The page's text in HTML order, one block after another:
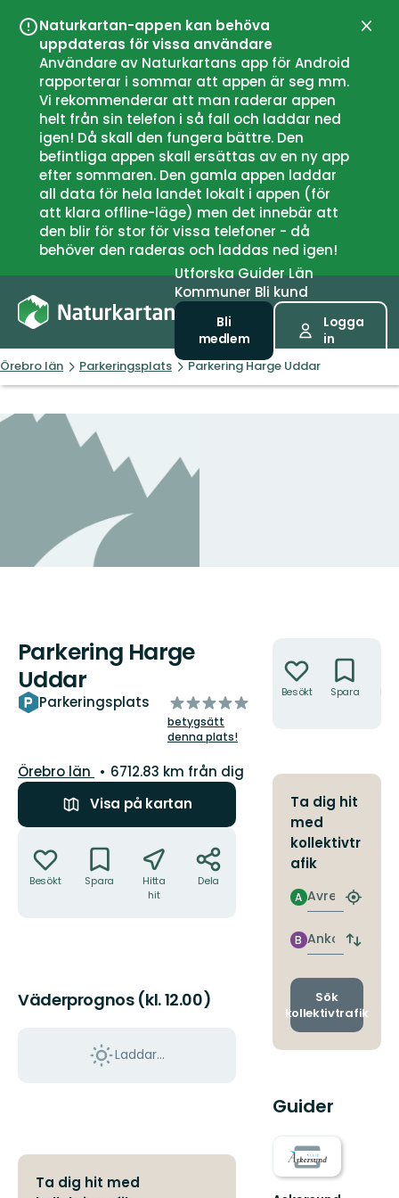
Naturkartan-appen kan behöva
uppdateras för vissa användare
Användare av Naturkartans app för Android
rapporterar i sommar att appen är seg mm.
Vi rekommenderar att man raderar appen
helt från sin telefon i så fall och laddar ned
igen! Då skall den fungera bättre. Den
befintliga appen skall ersättas av en ny app
efter sommaren. Den gamla appen laddar
all data för hela landet lokalt i appen (för
att klara offline-läge) men det innebär att
den blir för stor för vissa telefoner - då
behöver den raderas och laddas ned igen!
UtforskaGuiderLän
Kommuner Bli kund
Bli
medlem
Logga
in
Örebro län Parkeringsplats Parkering Harge Uddar
Parkering Harge
Uddar
Parkeringsplats
av
5
stjärnor
betygsätt
denna plats!
Län:
Örebro län
6712.83 km från dig
Visa på kartan
Besökt Spara
Hitta
hit
Dela
Väderprognos (kl. 12.00)
Laddar...
Ta dig hit med
Besökt Spara
Ta dig hit
med
kollektivtr
afik
Avresa
A
Hitta
Ankomst
B
Byt
och
Sök
kollektivtrafik
Guider